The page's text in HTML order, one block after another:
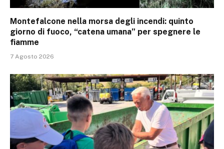
Montefalcone nella morsa degli incendi: quinto
giorno di fuoco, “catena umana” per spegnere le
fiamme
7 Agosto 2026